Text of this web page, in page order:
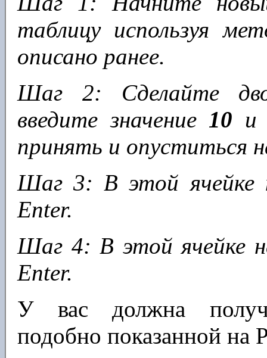
таблицу используя
описано ранее.
Шаг 2: Сделайте
введите значение 10 и
принять и опуститься
Шаг 3: В этой ячейке
Enter.
Шаг 4: В этой ячейке
Enter.
У вас должна
подобно показанной на